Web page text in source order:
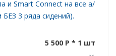
и Smart Connect на все а/
3 ряда сидений).
5 500 P * 1 шт